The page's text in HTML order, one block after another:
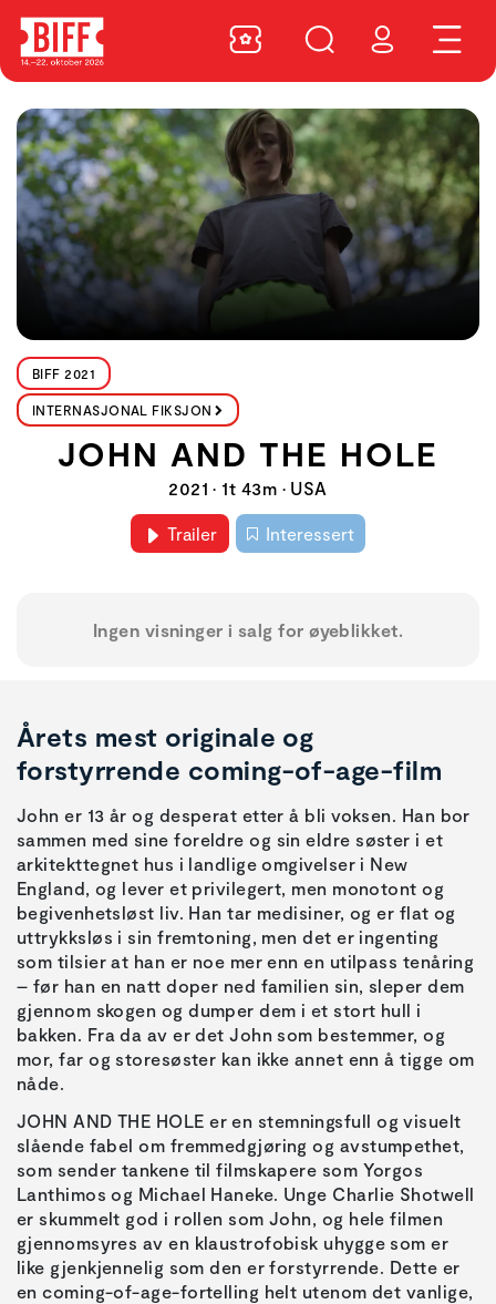
BIFF 2021
INTERNASJONAL FIKSJON
JOHN AND THE HOLE
2021 • 1t 43m • USA
Trailer Interessert
Ingen visninger i salg for øyeblikket.
Årets mest originale og
forstyrrende coming-of-age-film
John er 13 år og desperat etter å bli voksen. Han bor
sammen med sine foreldre og sin eldre søster i et
arkitekttegnet hus i landlige omgivelser i New
England, og lever et privilegert, men monotont og
begivenhetsløst liv. Han tar medisiner, og er flat og
uttrykksløs i sin fremtoning, men det er ingenting
som tilsier at han er noe mer enn en utilpass tenåring
– før han en natt doper ned familien sin, sleper dem
gjennom skogen og dumper dem i et stort hull i
bakken. Fra da av er det John som bestemmer, og
mor, far og storesøster kan ikke annet enn å tigge om
nåde.
JOHN AND THE HOLE er en stemningsfull og visuelt
slående fabel om fremmedgjøring og avstumpethet,
som sender tankene til filmskapere som Yorgos
Lanthimos og Michael Haneke. Unge Charlie Shotwell
er skummelt god i rollen som John, og hele filmen
gjennomsyres av en klaustrofobisk uhygge som er
like gjenkjennelig som den er forstyrrende. Dette er
en coming-of-age-fortelling helt utenom det vanlige,